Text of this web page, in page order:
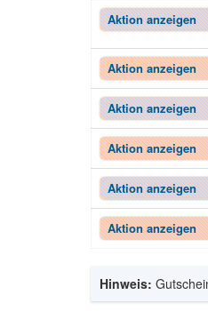
Aktion anzeigen
Aktion anzeigen
Aktion anzeigen
Aktion anzeigen
Aktion anzeigen
Aktion anzeigen
Hinweis: